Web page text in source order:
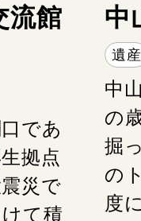
流館
であ
拠点
災で
て積
中
遺産
中
の
掘
の
度